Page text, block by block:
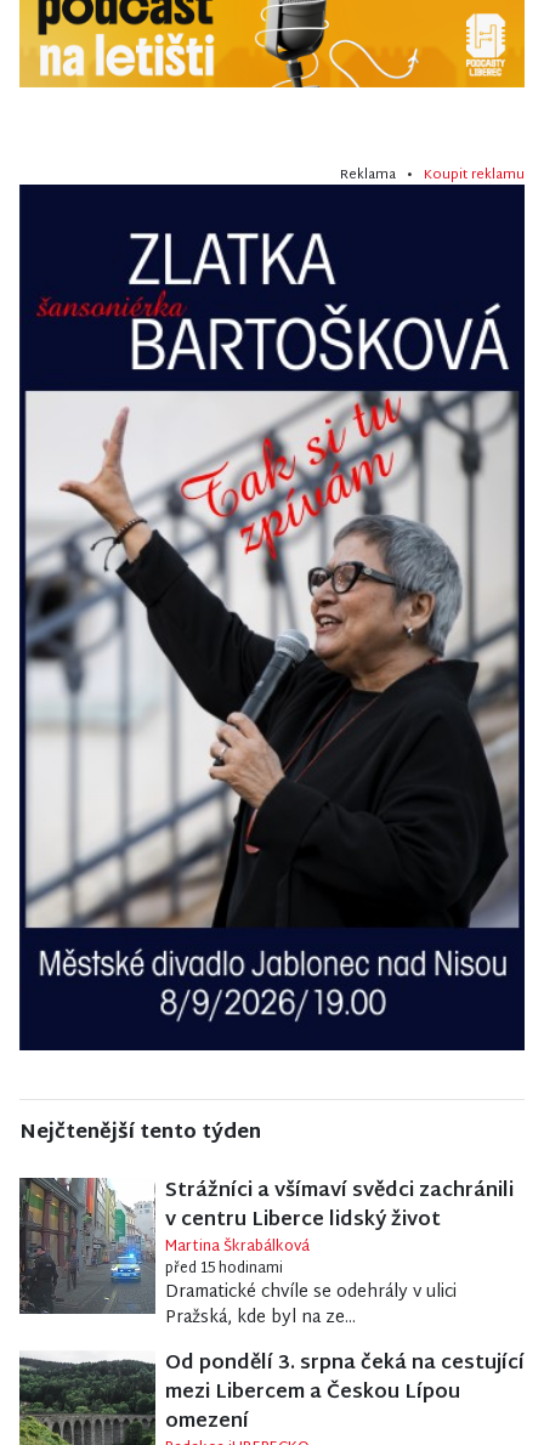
Reklama • Koupit reklamu
Nejčtenější tento týden
Strážníci a všímaví svědci zachránili
v centru Liberce lidský život
Martina Škrabálková
před 15 hodinami
Dramatické chvíle se odehrály v ulici
Pražská, kde byl na ze...
Od pondělí 3. srpna čeká na cestující
mezi Libercem a Českou Lípou
omezení